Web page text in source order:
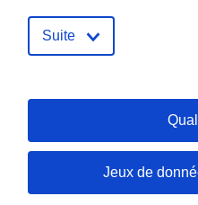
Compte rendu du
Suite
Jeux de